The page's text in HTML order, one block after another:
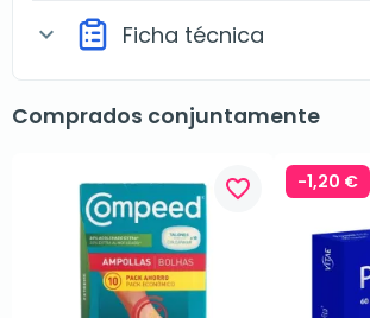
expand_more Ficha técnica
Comprados conjuntamente
favorite_border -1,20 €